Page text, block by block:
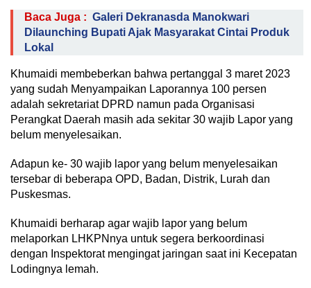
Baca Juga : Galeri Dekranasda Manokwari
Dilaunching Bupati Ajak Masyarakat Cintai Produk
Lokal
Khumaidi membeberkan bahwa pertanggal 3 maret 2023
yang sudah Menyampaikan Laporannya 100 persen
adalah sekretariat DPRD namun pada Organisasi
Perangkat Daerah masih ada sekitar 30 wajib Lapor yang
belum menyelesaikan.
Adapun ke- 30 wajib lapor yang belum menyelesaikan
tersebar di beberapa OPD, Badan, Distrik, Lurah dan
Puskesmas.
Khumaidi berharap agar wajib lapor yang belum
melaporkan LHKPNnya untuk segera berkoordinasi
dengan Inspektorat mengingat jaringan saat ini Kecepatan
Lodingnya lemah.